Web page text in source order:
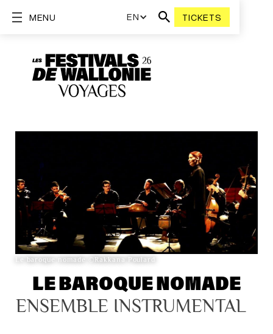
EN TICKETS
MENU
Le baroque nomade ©Rakkana Poulard
LE BAROQUE NOMADE
ENSEMBLE INSTRUMENTAL